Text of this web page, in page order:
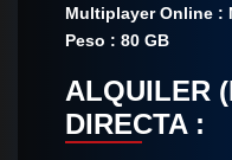
Multiplayer Online :
Peso : 80 GB
ALQUILER
DIRECTA :